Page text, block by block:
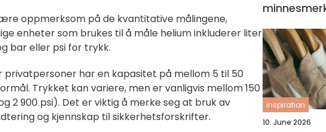
oppmerksom på de kvantitative målingene,
enheter som brukes til å måle helium inkluderer liter
bar eller psi for trykk.
privatpersoner har en kapasitet på mellom 5 til 50
Trykket kan variere, men er vanligvis mellom 150
2 900 psi). Det er viktig å merke seg at bruk av
og kjennskap til sikkerhetsforskrifter.
inspiration
10. June 2026